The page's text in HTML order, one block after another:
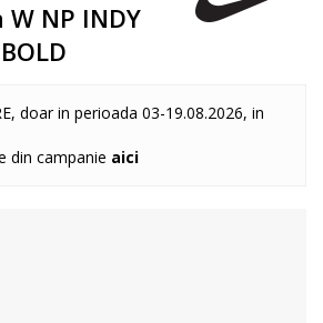
NP INDY
doar in perioada 03-19.08.2026, in
din campanie aici